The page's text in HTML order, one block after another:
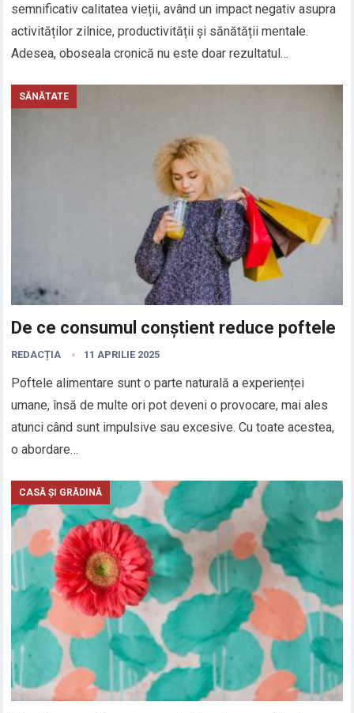
semnificativ calitatea vieții, având un impact negativ asupra
activităților zilnice, productivității și sănătății mentale.
Adesea, oboseala cronică nu este doar rezultatul…
SĂNĂTATE
De ce consumul conștient reduce poftele
REDACȚIA 11 APRILIE 2025
Poftele alimentare sunt o parte naturală a experienței
umane, însă de multe ori pot deveni o provocare, mai ales
atunci când sunt impulsive sau excesive. Cu toate acestea,
o abordare…
CASĂ ȘI GRĂDINĂ